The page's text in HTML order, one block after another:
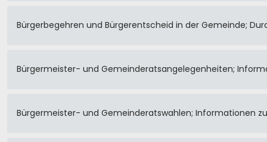
Bürgerbegehren und Bürgerentscheid in der Gemeinde;
Bürgermeister- und Gemeinderatsangelegenheiten;
Bürgermeister- und Gemeinderatswahlen; Informationen